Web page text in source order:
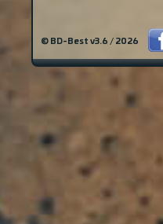
© BD-Best v3.6 / 2026